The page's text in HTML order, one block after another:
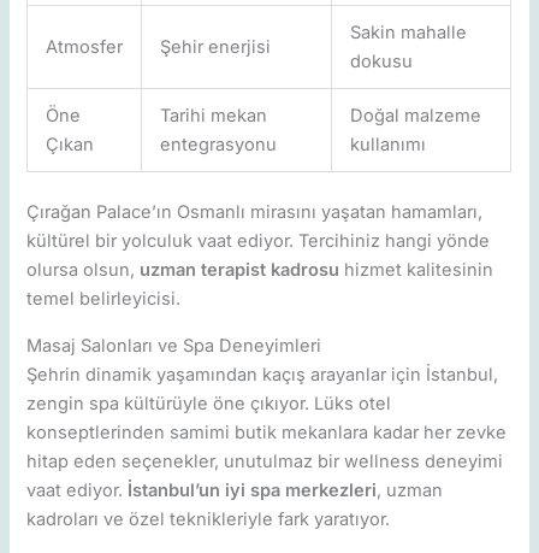
Atmosfer Şehir enerjisi
Sakin mahalle
dokusu
Öne
Çıkan
Tarihi mekan
entegrasyonu
Doğal malzeme
kullanımı
Çırağan Palace’ın Osmanlı mirasını yaşatan hamamları,
kültürel bir yolculuk vaat ediyor. Tercihiniz hangi yönde
olursa olsun, uzman terapist kadrosu hizmet kalitesinin
temel belirleyicisi.
Masaj Salonları ve Spa Deneyimleri
Şehrin dinamik yaşamından kaçış arayanlar için İstanbul,
zengin spa kültürüyle öne çıkıyor. Lüks otel
konseptlerinden samimi butik mekanlara kadar her zevke
hitap eden seçenekler, unutulmaz bir wellness deneyimi
vaat ediyor. İstanbul’un iyi spa merkezleri, uzman
kadroları ve özel teknikleriyle fark yaratıyor.